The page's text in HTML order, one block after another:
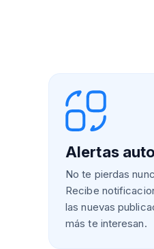
Alertas
No te pierdas
Recibe
las nuevas
más te interesan.